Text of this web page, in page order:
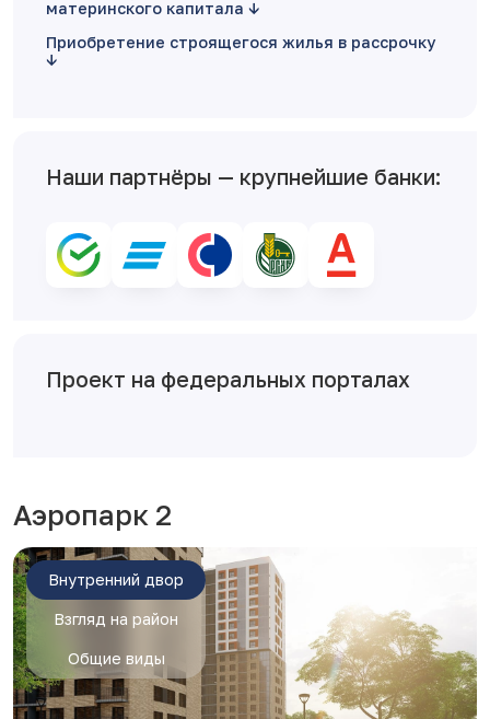
материнского капитала
Приобретение строящегося жилья в рассрочку
Наши партнёры — крупнейшие банки:
Проект на федеральных порталах
Аэропарк 2
Внутренний двор
Взгляд на район
Общие виды